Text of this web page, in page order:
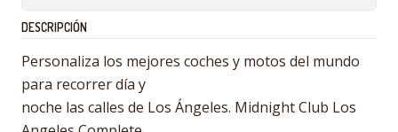
DESCRIPCIÓN
Personaliza los mejores coches y motos del mundo
para recorrer día y
noche las calles de Los Ángeles. Midnight Club Los